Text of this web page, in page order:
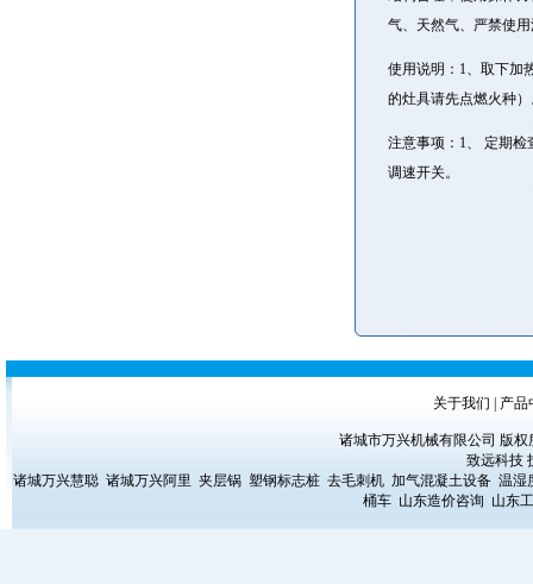
气、天然气、严禁使
使用说明：1、取下加
的灶具请先点燃火种
注意事项：1、 定期
调速开关。
关于我们 产品
诸城市万兴机械有限公司 版权
致远科技
诸城万兴慧聪 诸城万兴阿里 夹层锅 塑钢标志桩 去毛刺机 加气混凝土设备 温湿
桶车 山东造价咨询 山东